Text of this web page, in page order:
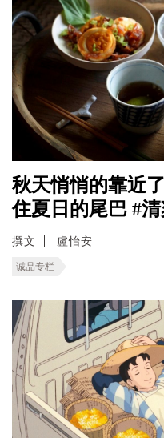
秋天悄悄的靠近
住夏日的尾巴 #
撰文 盧怡安
诚品专栏